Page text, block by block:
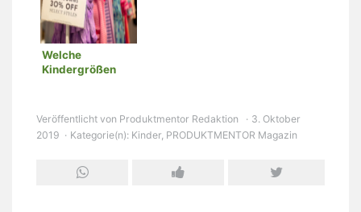
Welche
Kindergrößen
Kleidung?
Veröffentlicht von Produktmentor Redaktion
3. Oktober
2019
Kategorie(n): Kinder, PRODUKTMENTOR Magazin